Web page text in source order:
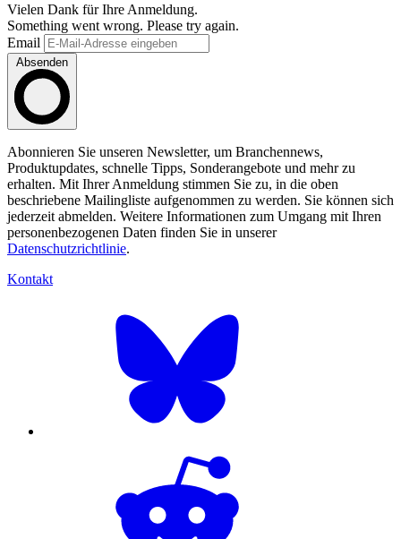
Vielen Dank für Ihre Anmeldung.
Something went wrong. Please try again.
Email
Absenden
Abonnieren Sie unseren Newsletter, um Branchennews,
Produktupdates, schnelle Tipps, Sonderangebote und mehr zu
erhalten. Mit Ihrer Anmeldung stimmen Sie zu, in die oben
beschriebene Mailingliste aufgenommen zu werden. Sie können sich
jederzeit abmelden. Weitere Informationen zum Umgang mit Ihren
personenbezogenen Daten finden Sie in unserer
Datenschutzrichtlinie.
Kontakt